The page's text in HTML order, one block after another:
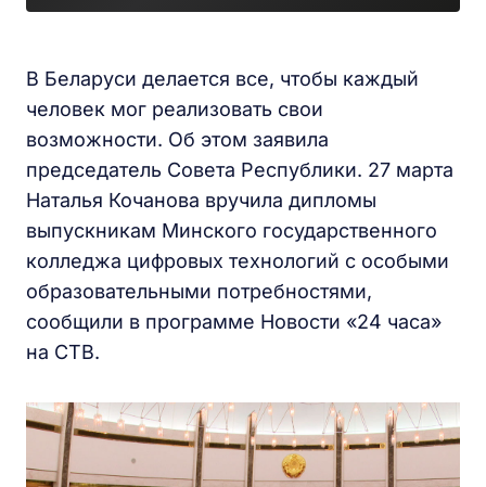
В Беларуси делается все, чтобы каждый
человек мог реализовать свои
возможности. Об этом заявила
председатель Совета Республики. 27 марта
Наталья Кочанова вручила дипломы
выпускникам Минского государственного
колледжа цифровых технологий с особыми
образовательными потребностями,
сообщили в программе Новости «24 часа»
на СТВ.